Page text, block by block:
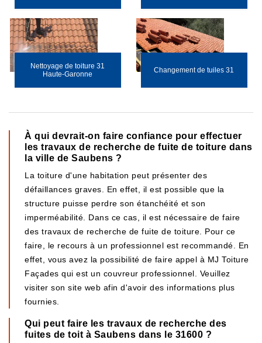
Nettoyage de toiture 31
Haute-Garonne
Changement de tuiles 31
À qui devrait-on faire confiance pour effectuer
les travaux de recherche de fuite de toiture dans
la ville de Saubens ?
La toiture d'une habitation peut présenter des
défaillances graves. En effet, il est possible que la
structure puisse perdre son étanchéité et son
imperméabilité. Dans ce cas, il est nécessaire de faire
des travaux de recherche de fuite de toiture. Pour ce
faire, le recours à un professionnel est recommandé. En
effet, vous avez la possibilité de faire appel à MJ Toiture
Façades qui est un couvreur professionnel. Veuillez
visiter son site web afin d'avoir des informations plus
fournies.
Qui peut faire les travaux de recherche des
fuites de toit à Saubens dans le 31600 ?